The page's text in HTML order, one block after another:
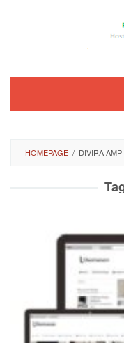
HOMEPAGE / DIVIRA AMP